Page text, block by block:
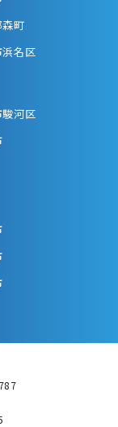
町
名区
河区